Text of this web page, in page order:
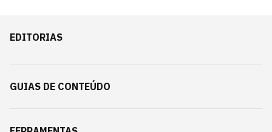
EDITORIAS
GUIAS DE CONTEÚDO